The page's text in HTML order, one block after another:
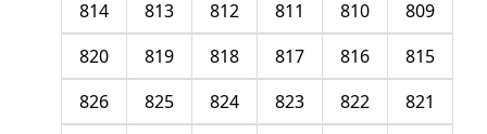
809
810
811
812
813
814
815
816
817
818
819
820
821
822
823
824
825
826